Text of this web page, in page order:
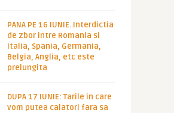
PANA PE 16 IUNIE. Interdictia
de zbor intre Romania si
Italia, Spania, Germania,
Belgia, Anglia, etc este
prelungita
DUPA 17 IUNIE: Tarile in care
vom putea calatori fara sa